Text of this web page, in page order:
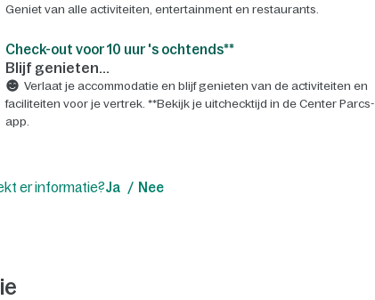
Geniet van alle activiteiten, entertainment en restaurants.
Check-out voor 10 uur 's ochtends**
Blijf genieten...
Verlaat je accommodatie en blijf genieten van de activiteiten en
faciliteiten voor je vertrek. **Bekijk je uitchecktijd in de Center Parcs-
app.
er informatie?Ja Nee